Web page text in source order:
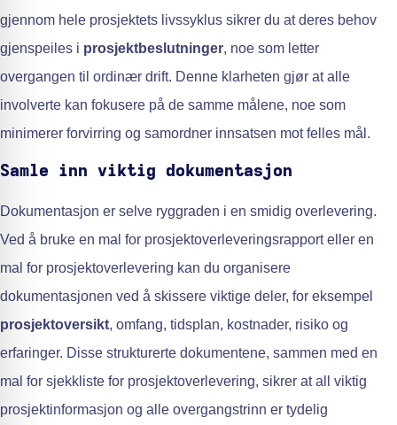
gjennom hele prosjektets livssyklus sikrer du at deres behov
gjenspeiles i prosjektbeslutninger, noe som letter
overgangen til ordinær drift. Denne klarheten gjør at alle
involverte kan fokusere på de samme målene, noe som
minimerer forvirring og samordner innsatsen mot felles mål.
Samle inn viktig dokumentasjon
Dokumentasjon er selve ryggraden i en smidig overlevering.
Ved å bruke en mal for prosjektoverleveringsrapport eller en
mal for prosjektoverlevering kan du organisere
dokumentasjonen ved å skissere viktige deler, for eksempel
prosjektoversikt, omfang, tidsplan, kostnader, risiko og
erfaringer. Disse strukturerte dokumentene, sammen med en
mal for sjekkliste for prosjektoverlevering, sikrer at all viktig
prosjektinformasjon og alle overgangstrinn er tydelig